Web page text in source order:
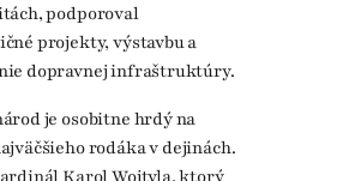
podporoval
projekty, výstavbu a
dopravnej infraštruktúry.
je osobitne hrdý na
rodáka v dejinách.